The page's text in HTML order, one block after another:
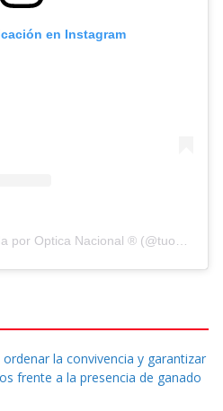
en Instagram
Nacional ® (@tuopticanacional)
la convivencia y garantizar
frente a la presencia de ganado